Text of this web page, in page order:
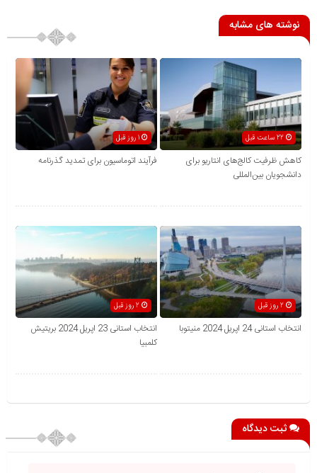
نوشته های مشابه
22 ساعت قبل
کاهش ظرفیت کالج‌های انتاریو برای
دانشجویان بین‌المللی
فرآیند اتوماسیون برای تمدید گذرنامه
2 روز قبل
انتخاب استانی 24 اپریل 2024 منیتوبا
انتخاب استانی 23 اپریل 2024 بریتیش
کلمبیا
ثبت دیدگاه